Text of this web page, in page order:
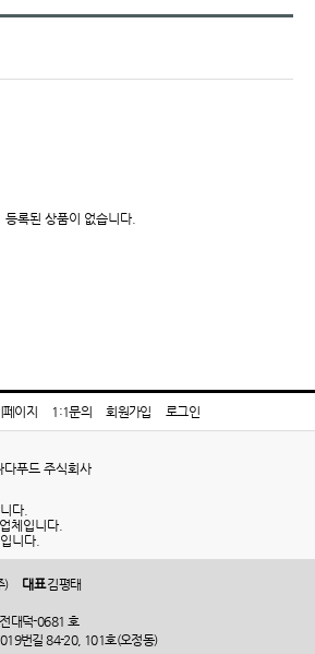
등록된 상품이 없습니다.
페이지 1:1문의 회원가입 로그인
푸드 주식회사
다.
체입니다.
니다.
) 대표김평태
대덕-0681 호
번길 84-20, 101호(오정동)